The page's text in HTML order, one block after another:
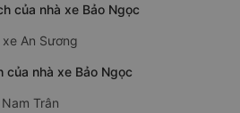
của nhà xe Bảo Ngọc
An Sương
của nhà xe Bảo Ngọc
Trân